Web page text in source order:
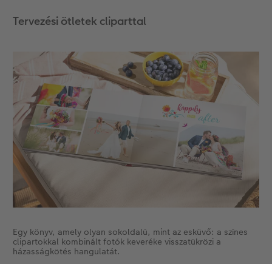
Kiegészítők
CEWE myPhotos
XXL Retró fotó
Kiegészítők
CEWE myPhotos
Tervezési ötletek cliparttal
Egy könyv, amely olyan sokoldalú, mint az esküvő: a színes
clipartokkal kombinált fotók keveréke visszatükrözi a
házasságkötés hangulatát.